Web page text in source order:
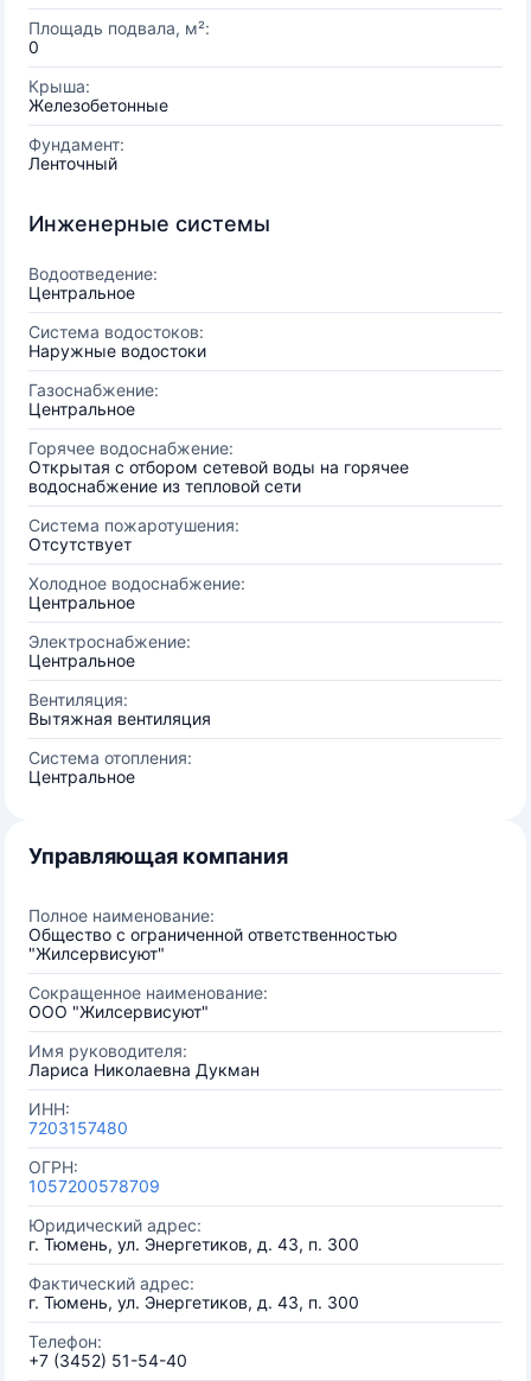
Площадь подвала, м²:
0
Крыша:
Железобетонные
Фундамент:
Ленточный
Инженерные системы
Водоотведение:
Центральное
Система водостоков:
Наружные водостоки
Газоснабжение:
Центральное
Горячее водоснабжение:
Открытая с отбором сетевой воды на горячее
водоснабжение из тепловой сети
Система пожаротушения:
Отсутствует
Холодное водоснабжение:
Центральное
Электроснабжение:
Центральное
Вентиляция:
Вытяжная вентиляция
Система отопления:
Центральное
Управляющая компания
Полное наименование:
Общество с ограниченной ответственностью
"Жилсервисуют"
Сокращенное наименование:
ООО "Жилсервисуют"
Имя руководителя:
Лариса Николаевна Дукман
ИНН:
7203157480
ОГРН:
1057200578709
Юридический адрес:
г. Тюмень, ул. Энергетиков, д. 43, п. 300
Фактический адрес:
г. Тюмень, ул. Энергетиков, д. 43, п. 300
Телефон:
+7 (3452) 51-54-40